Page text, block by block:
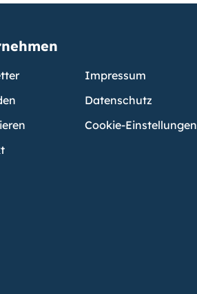
Impressum
Datenschutz
Cookie-Einstellungen